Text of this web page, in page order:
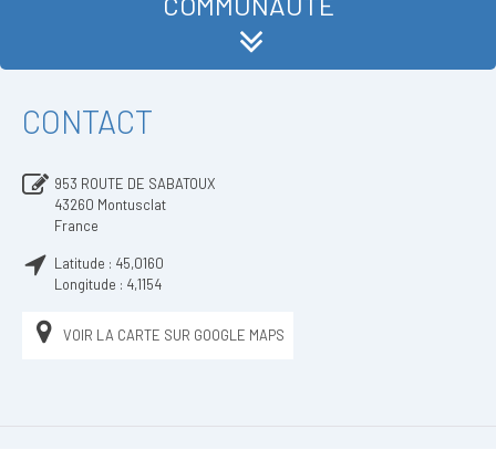
CONTACT
953 ROUTE DE SABATOUX
43260 Montusclat
France
Latitude : 45,0160
Longitude : 4,1154
VOIR LA CARTE SUR GOOGLE MAPS